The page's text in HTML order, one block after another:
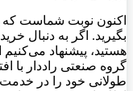
اکنون نوبت شماست که
بگیرید. اگر به دنبال
هستید، پیشنهاد می‌کنیم
گروه صنعتی راددار با
طولانی خود را در